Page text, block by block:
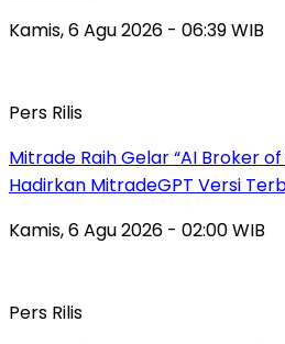
Kamis, 6 Agu 2026 - 06:39 WIB
Pers Rilis
Mitrade Raih Gelar “AI Broker
Hadirkan MitradeGPT Versi
Kamis, 6 Agu 2026 - 02:00 WIB
Pers Rilis